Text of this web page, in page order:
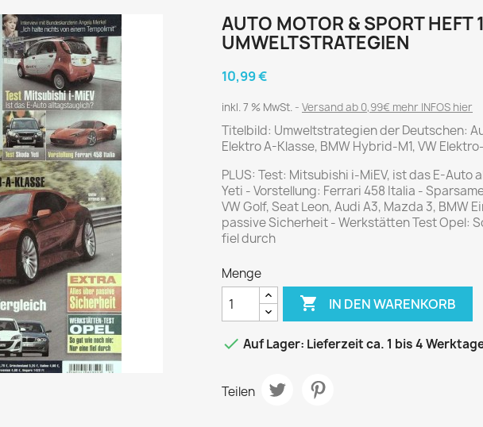
Special
Zeitschrift
auto motor sport Archiv
Autoprospekte &
Gute Fahrt
Klassik Motorrad
Motor Klassik
Motorrad Classic
Motorrad Zeitschrift
Programmhefte Rennen
PS das Sport Motorrad
TOURENFAHRER
GEO
P.M.
PM
MUSIK
Breakout
Metal
Rolling
AUTO MOTOR & SPORT
UMWELTSTRATEGIEN
10,99 €
inkl. 7 % MwSt. Versand ab 0,99€ mehr INFOS hier
Titelbild: Umweltstrategien der Deutschen:
Elektro A-Klasse, BMW Hybrid-M1, VW
PLUS: Test: Mitsubishi i-MiEV, ist das E-Auto
Yeti - Vorstellung: Ferrari 458 Italia -
VW Golf, Seat Leon, Audi A3, Mazda 3, BMW
passive Sicherheit - Werkstätten Test Opel:
fiel durch
Menge
 IN DEN WARENKORB
 Auf Lager: Lieferzeit ca. 1 bis 4
Teilen